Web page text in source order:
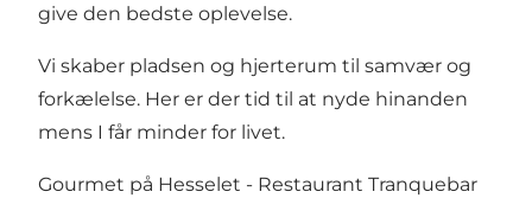
give den bedste oplevelse.
Vi skaber pladsen og hjerterum til samvær og
forkælelse. Her er der tid til at nyde hinanden
mens I får minder for livet.
Gourmet på Hesselet - Restaurant Tranquebar